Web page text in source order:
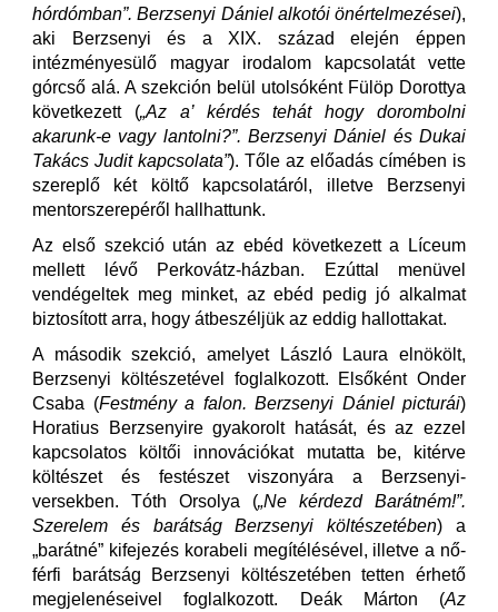
hórdómban”. Berzsenyi Dániel alkotói önértelmezései),
aki Berzsenyi és a XIX. század elején éppen
intézményesülő magyar irodalom kapcsolatát vette
górcső alá. A szekción belül utolsóként Fülöp Dorottya
következett („Az a’ kérdés tehát hogy dorombolni
akarunk-e vagy lantolni?”. Berzsenyi Dániel és Dukai
Takács Judit kapcsolata”). Tőle az előadás címében is
szereplő két költő kapcsolatáról, illetve Berzsenyi
mentorszerepéről hallhattunk.
Az első szekció után az ebéd következett a Líceum
mellett lévő Perkovátz-házban. Ezúttal menüvel
vendégeltek meg minket, az ebéd pedig jó alkalmat
biztosított arra, hogy átbeszéljük az eddig hallottakat.
A második szekció, amelyet László Laura elnökölt,
Berzsenyi költészetével foglalkozott. Elsőként Onder
Csaba (Festmény a falon. Berzsenyi Dániel picturái)
Horatius Berzsenyire gyakorolt hatását, és az ezzel
kapcsolatos költői innovációkat mutatta be, kitérve
költészet és festészet viszonyára a Berzsenyi-
versekben. Tóth Orsolya („Ne kérdezd Barátném!”.
Szerelem és barátság Berzsenyi költészetében) a
„barátné” kifejezés korabeli megítélésével, illetve a nő-
férfi barátság Berzsenyi költészetében tetten érhető
megjelenéseivel foglalkozott. Deák Márton (Az